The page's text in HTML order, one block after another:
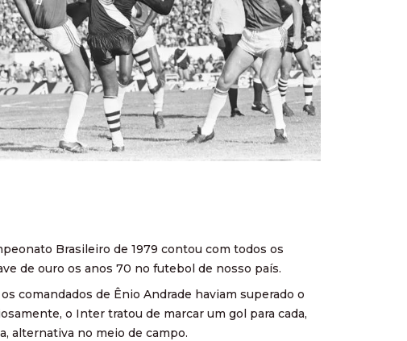
Brasileiro de 1979 contou com todos os
de ouro os anos 70 no futebol de nosso país.
comandados de Ênio Andrade haviam superado o
o Inter tratou de marcar um gol para cada,
alternativa no meio de campo.